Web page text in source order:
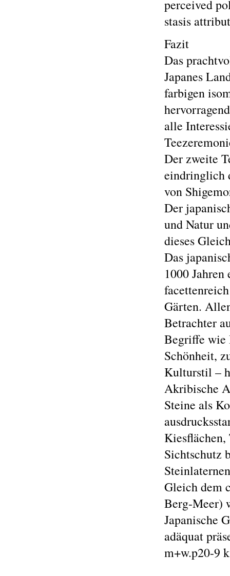
perceived
stasis
Fazit
Das
Japanes
farbigen
alle
Der zweite
eindringlich
von
Der
und Natur
dieses
Das
1000
Gärten.
Betrachter
Begriffe wie
Schönheit,
Kulturstil –
Akribische
Steine als
Kiesflächen,
Sichtschutz
Gleich dem
Berg-Meer)
Japanische
adäquat
m+w.p20-9